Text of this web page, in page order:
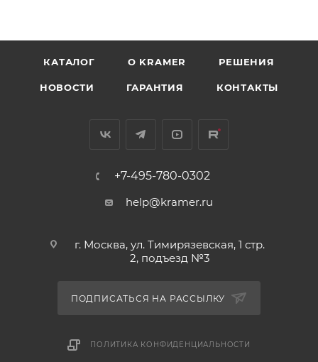
КАТАЛОГ O KRAMER РЕШЕНИЯ
НОВОСТИ ГАРАНТИЯ КОНТАКТЫ
+7-495-780-0302
help@kramer.ru
г. Москва, ул. Тимирязевская, 1 стр.
2, подъезд №3
ПОДПИСАТЬСЯ НА РАССЫЛКУ
ПОЛИТИКА КОНФИДЕНЦИАЛЬНОСТИ